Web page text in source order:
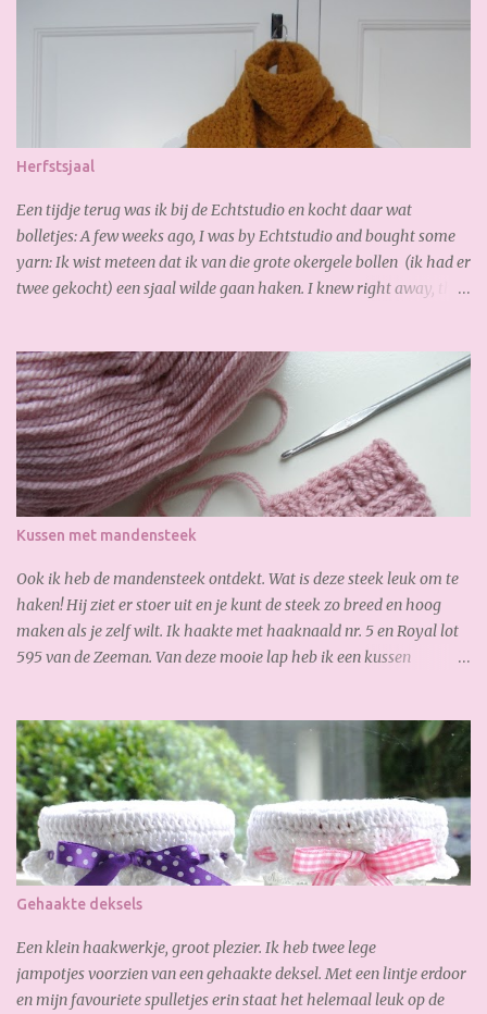
Herfstsjaal
Een tijdje terug was ik bij de Echtstudio en kocht daar wat
bolletjes: A few weeks ago, I was by Echtstudio and bought some
yarn: Ik wist meteen dat ik van die grote okergele bollen (ik had er
twee gekocht) een sjaal wilde gaan haken. I knew right away, that
snel bij. De volgende dag had ik de nieuwe bollen al weer binnen,
zo fijn! Soon I noticed that I had too short, so I ordered online
quickly. The next day I received the new yarn already. Gisteren
legde ik de laatste hand aan mijn sjaal. Zoooo blij mee!!! Heerlijk
zacht en warm. Yesterday I finished my scarf. I like it very much!
So soft and warm. A lovely autumn scarf! Wil jij ook deze sjaal
maken? Je hebt nodig: 3,5 bol Special Stylecraft double knit 100 gr.
Kussen met mandensteek
Ook ik heb de mandensteek ontdekt. Wat is deze steek leuk om te
haken! Hij ziet er stoer uit en je kunt de steek zo breed en hoog
maken als je zelf wilt. Ik haakte met haaknaald nr. 5 en Royal lot
595 van de Zeeman. Van deze mooie lap heb ik een kussen
Geniet van het weekend!
Gehaakte deksels
Een klein haakwerkje, groot plezier. Ik heb twee lege
jampotjes voorzien van een gehaakte deksel. Met een lintje erdoor
en mijn favouriete spulletjes erin staat het helemaal leuk op de